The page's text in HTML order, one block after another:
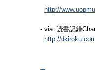
http://
- via: 読書記録
http://